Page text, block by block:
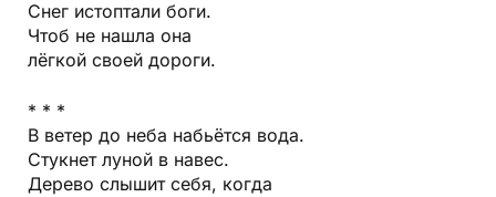
Снег истоптали боги.
Чтоб не нашла она
лёгкой своей дороги.
* * *
В ветер до неба набьётся вода.
Стукнет луной в навес.
Дерево слышит себя, когда